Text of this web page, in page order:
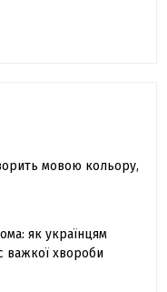
мовою кольору,
як українцям
важкої хвороби